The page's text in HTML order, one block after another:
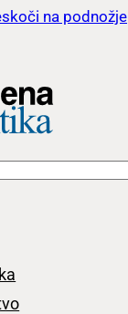
na podnožje